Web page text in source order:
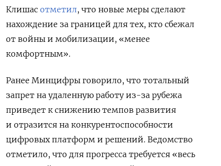
Клишас отметил, что новые меры сделают
нахождение за границей для тех, кто сбежал
от войны и мобилизации, «менее
комфортным».
Ранее Минцифры говорило, что тотальный
запрет на удаленную работу из-за рубежа
приведет к снижению темпов развития
и отразится на конкурентоспособности
цифровых платформ и решений. Ведомство
отметило, что для прогресса требуется «весь